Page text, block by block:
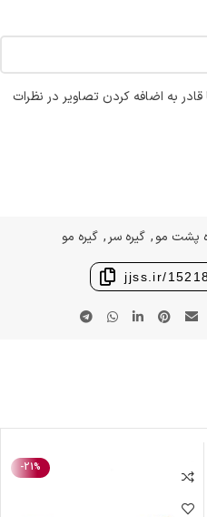
به اضافه کردن تصاویر در نظرات
پشت مو, گیره سر , گیره مو
jjss.ir/
-21%